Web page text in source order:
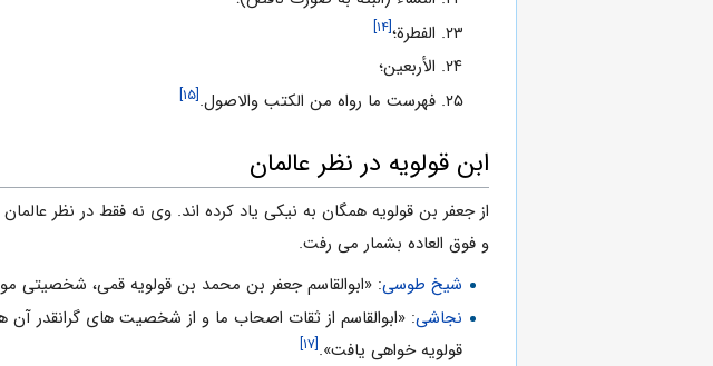
الفطرة؛[۱۴]
الأربعین؛
فهرست ما رواه من الکتب والاصول.[۱۵]
ابن قولویه در نظر عالمان
از جعفر بن قولویه همگان به نیکى یاد کرده اند. وى نه فقط در نظر عالمان
و فوق العاده بشمار مى رفت.
شیخ طوسى: «ابوالقاسم جعفر بن محمد بن قولویه قمى، شخصیتى
نجاشى: «ابوالقاسم از ثقات اصحاب ما و از شخصیت هاى گرانقدر آن
قولویه خواهى یافت».[۱۷]